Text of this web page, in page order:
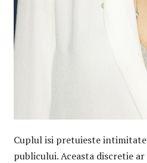
Cuplul isi pretuieste
publicului. Aceasta discretie